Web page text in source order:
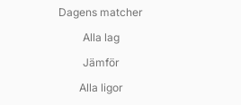
Dagens matcher
Alla lag
Jämför
Alla ligor